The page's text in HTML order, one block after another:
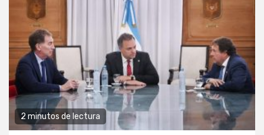
2 minutos de lectura